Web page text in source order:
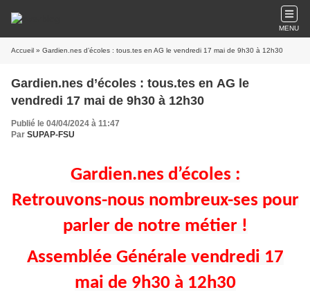
MENU
Accueil » Gardien.nes d’écoles : tous.tes en AG le vendredi 17 mai de 9h30 à 12h30
Gardien.nes d’écoles : tous.tes en AG le
vendredi 17 mai de 9h30 à 12h30
Publié le 04/04/2024 à 11:47
Par SUPAP-FSU
Gardien.nes d’écoles :
Retrouvons-nous nombreux-ses pour
parler de notre métier !
Assemblée Générale vendredi 17
mai de 9h30 à 12h30